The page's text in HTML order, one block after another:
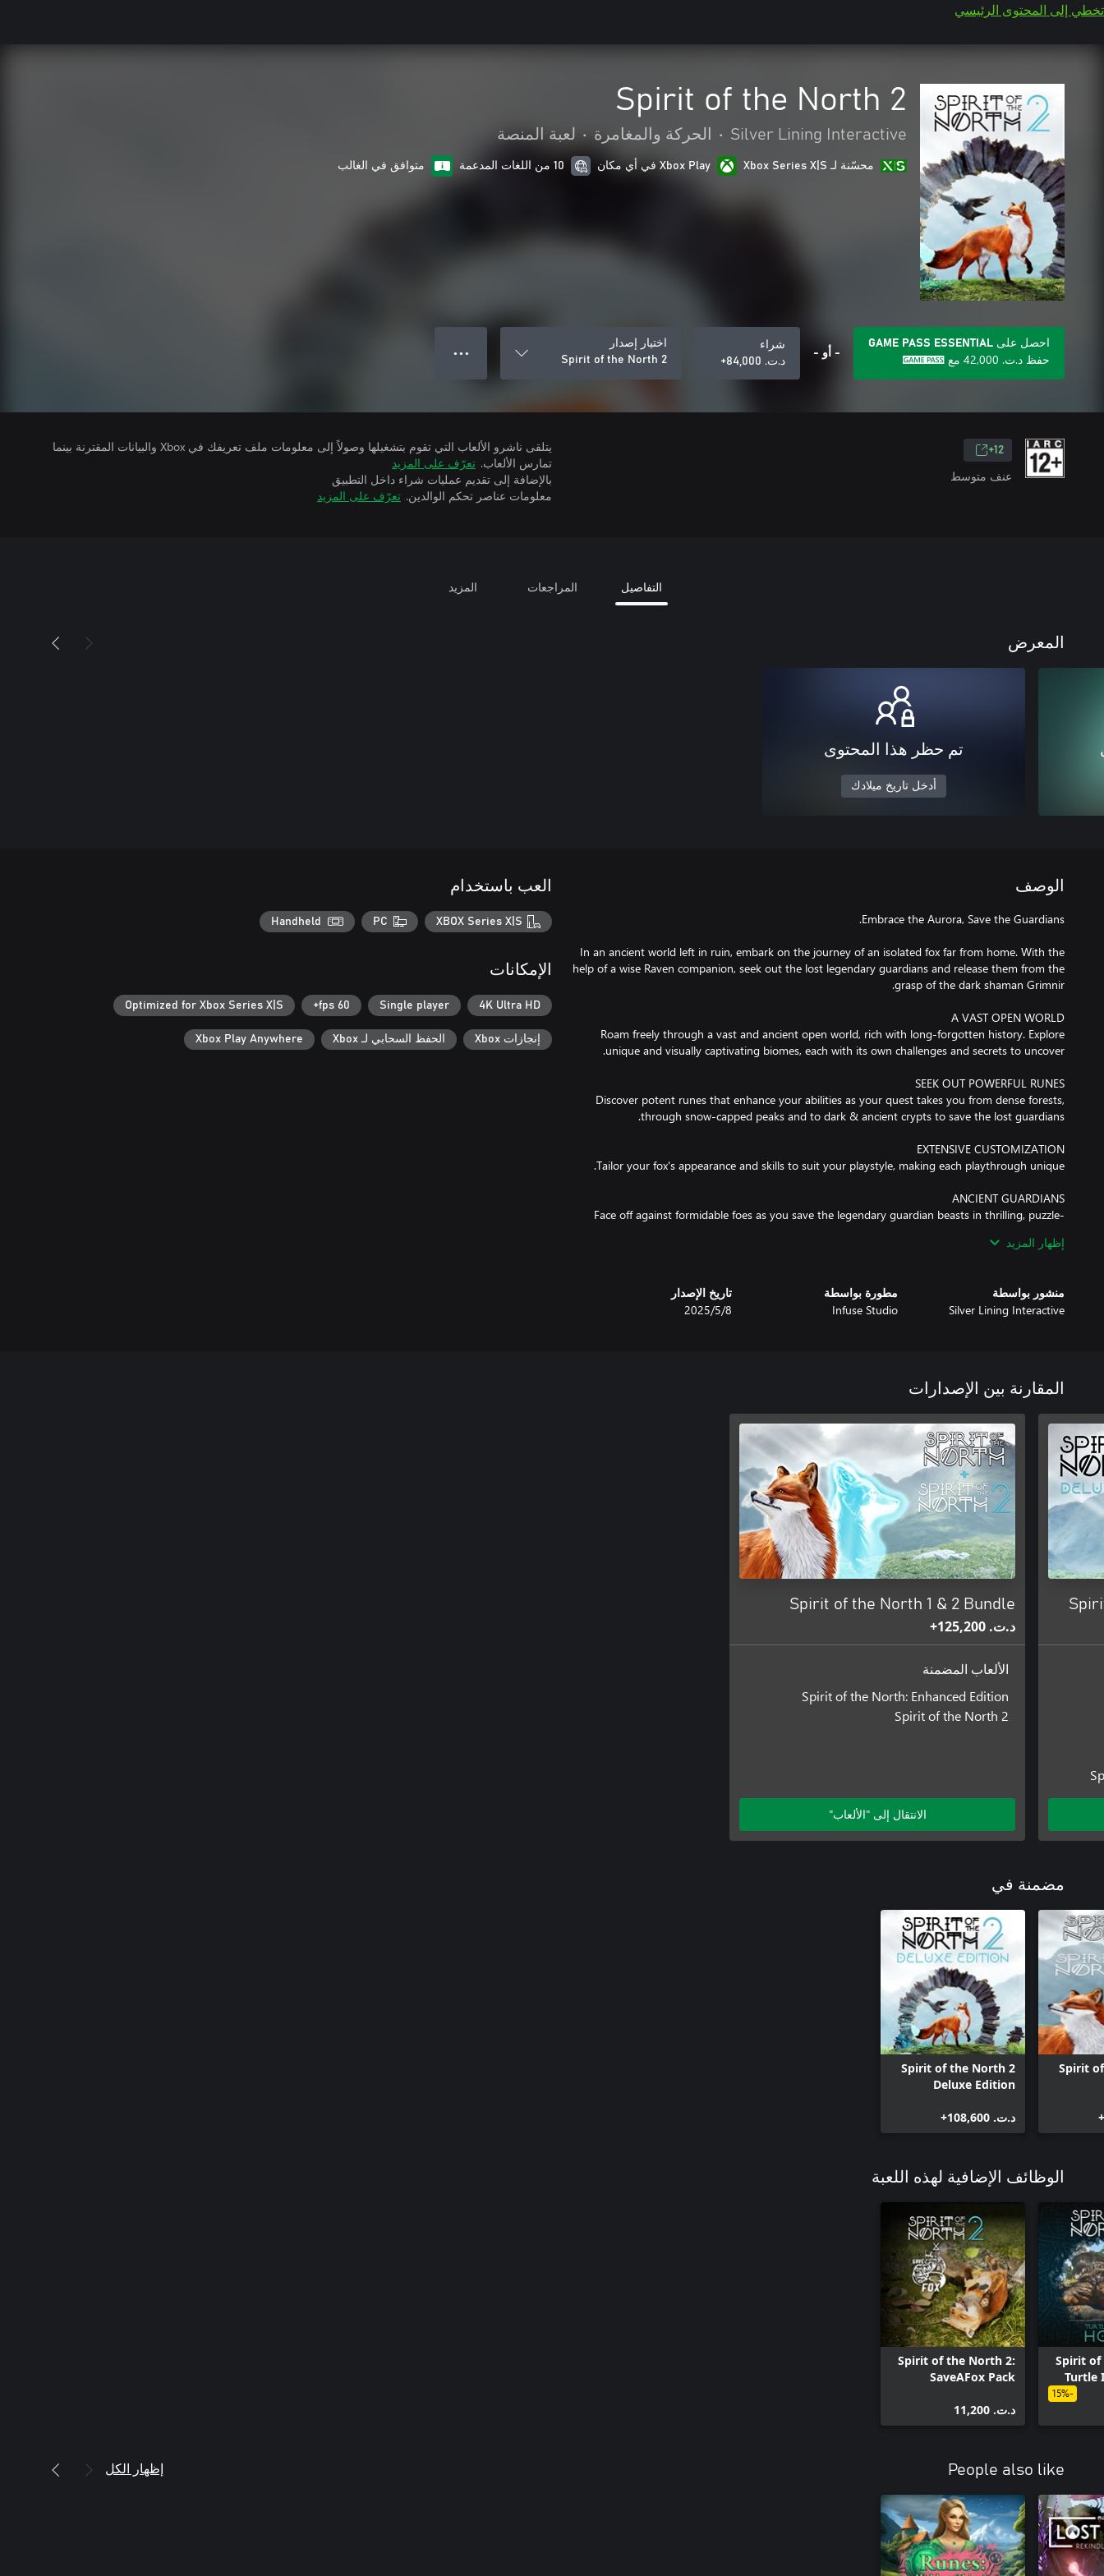
تخطي إلى المحتوى الرئيسي
Spirit of the North 2
Silver Lining Interactive
• الحركة والمغامرة • لعبة المنصة
محسّنة لـ Xbox Series X|S Xbox Play في أي مكان 10 من اللغات المدعمة متوافق في الغالب
احصل على GAME PASS ESSENTIAL
حفظ د.ت.‏ 42,000 مع - أو -
شراء
د.ت.‏ 84,000+
اختيار إصدار
Spirit of the North 2
● ● ●
12+
عنف متوسط
يتلقى ناشرو الألعاب التي تقوم بتشغيلها وصولاً إلى معلومات ملف تعريفك في Xbox والبيانات المقترنة بينما
تمارس الألعاب. تعرّف على المزيد
بالإضافة إلى تقديم عمليات شراء داخل التطبيق
معلومات عناصر تحكم الوالدين. تعرّف على المزيد
التفاصيل المراجعات المزيد
المعرض
تم حظر هذا المحتوى
أدخل تاريخ ميلادك
الوصف
In an ancient world left in ruin, embark on the journey of an isolated fox far from home. With the
help of a wise Raven companion, seek out the lost legendary guardians and release them from the
Roam freely through a vast and ancient open world, rich with long-forgotten history. Explore
Discover potent runes that enhance your abilities as your quest takes you from dense forests,
Face off against formidable foes as you save the legendary guardian beasts in thrilling, puzzle-
إظهار المزيد
منشور بواسطة
Silver Lining Interactive
مطورة بواسطة
Infuse Studio
تاريخ الإصدار
8‏/5‏/2025
العب باستخدام
XBOX Series X|S
PC
Handheld
الإمكانات
4K Ultra HD
Single player
60 fps+
Optimized for Xbox Series X|S
إنجازات Xbox الحفظ السحابي لـ Xbox Xbox Play Anywhere
المقارنة بين الإصدارات
Spirit of the North 1 & 2 Bundle
د.ت.‏ 125,200+
الألعاب المضمنة
Spirit of the North: Enhanced Edition
Spirit of the North 2
الانتقال إلى "الألعاب"
مضمنة في
Spirit
Spirit of the North 2
Deluxe Edition
د.ت.‏ 108,600+
الوظائف الإضافية لهذه اللعبة
Spirit of
Turtle
-15%
Spirit of the North 2:
SaveAFox Pack
د.ت.‏ 11,200
People also like إظهار الكل